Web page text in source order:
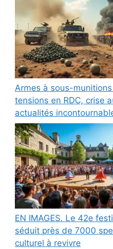
Armes à sous-
tensions en RDC, crise
actualités
EN IMAGES. Le 42e
séduit près de 7000
culturel à revivre